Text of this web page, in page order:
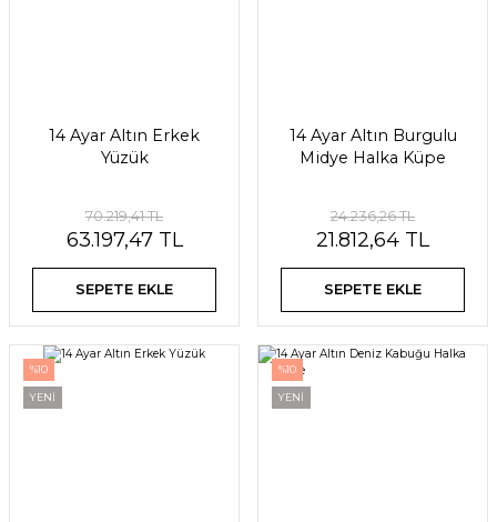
14 Ayar Altın Erkek
Yüzük
70.219,41 TL
63.197,47 TL
SEPETE EKLE
14 Ayar Altın Burgulu
Midye Halka Küpe
24.236,26 TL
21.812,64 TL
SEPETE EKLE
%10
YENİ
%10
YENİ